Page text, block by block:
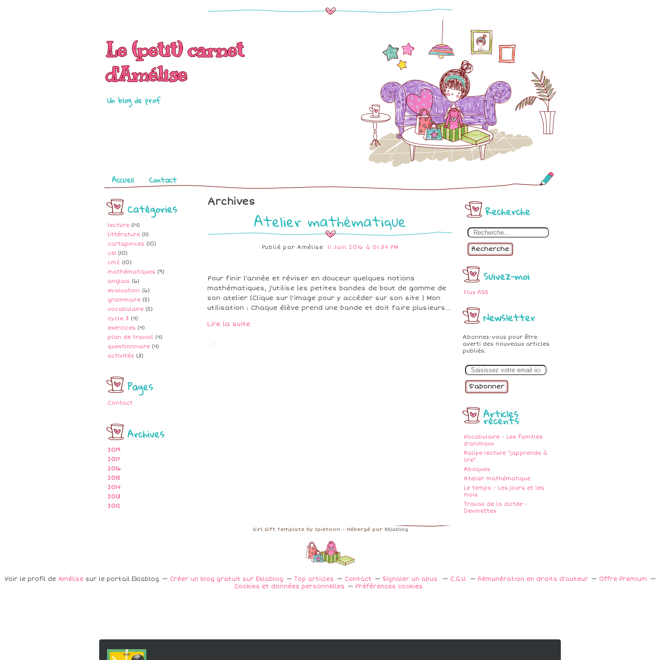
Le (petit) carnet
d'Amélise
Un blog de prof
Pages
Accueil Contact
Catégories
lecture (14)
littérature (11)
cartapinces (10)
ce1 (10)
cm2 (10)
mathématiques (9)
anglais (6)
evaluation (6)
grammaire (5)
vocabulaire (5)
cycle 3 (4)
exercices (4)
plan de travail (4)
questionnaire (4)
activités (3)
Pages
Contact
Archives
2019
2017
2016
2015
2014
2013
2012
Recherche
Recherche
Suivez-moi
Flux RSS
Newsletter
Abonnez-vous pour être
averti des nouveaux articles
publiés.
m
Articles
récents
Vocabulaire - Les familles
d'animaux
Rallye lecture "japprends à
lire"
Abaques
Atelier mathématique
Le temps - Les jours et les
mois
Travail de la dictée -
Devinettes
Archives
Atelier mathématique
Publié par Amélise 11 Juin 2016 à 01:34 PM
Pour finir l'année et réviser en douceur quelques notions
mathématiques, j'utilise les petites bandes de bout de gomme de
son atelier (Clique sur l'image pour y accéder sur son site ) Mon
utilisation : Chaque élève prend une bande et doit faire plusieurs...
Lire la suite
…
Girl Gift Template by Ipietoon - Hébergé par Eklablog
Voir le profil de Amélisesur le portail Eklablog Créer un blog gratuit sur Eklablog Top articles Contact Signaler un abus C.G.U. Rémunération en droits d'auteur
Offre Premium
Cookies et données personnelles
Préférences cookies